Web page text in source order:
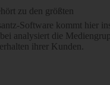
zu den größten
Software kommt hier
analysiert die
ihrer Kunden.